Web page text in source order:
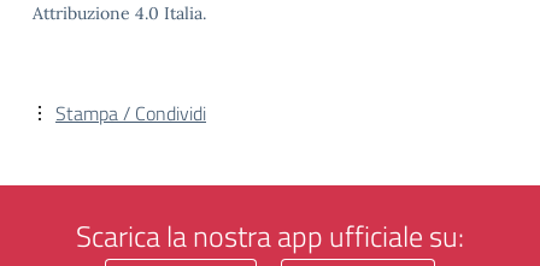
Attribuzione 4.0 Italia.
Stampa / Condividi
Scarica la nostra app ufficiale su: